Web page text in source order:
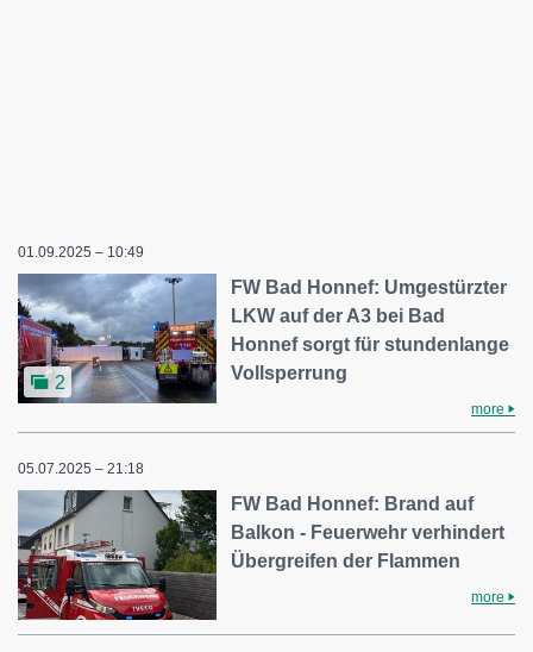
01.09.2025 – 10:49
2
FW Bad Honnef: Umgestürzter
LKW auf der A3 bei Bad
Honnef sorgt für stundenlange
Vollsperrung
more
05.07.2025 – 21:18
FW Bad Honnef: Brand auf
Balkon - Feuerwehr verhindert
Übergreifen der Flammen
more